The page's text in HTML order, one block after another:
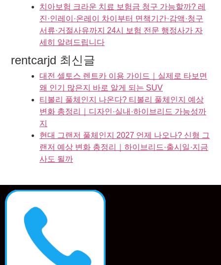
치아보험 크라운 치료 보험금 청구 가능할까? 레
진·인레이·온레이 차이부터 면책기간·감액·청구
서류·거절사유까지 24시 보험 전문 행정사가 자
세히 알려드립니다
rentcarjd 최신글
대전 셀토스 렌트카 이용 가이드｜실제로 타보면
왜 인기 많은지 바로 알게 되는 SUV
티볼리 풀체인지 나온다? 티볼리 풀체인지 예상
변화 총정리｜디자인·실내·하이브리드 가능성까
지
현대 그랜저 풀체인지 2027 언제 나오나? 신형 그
랜저 예상 변화 총정리｜하이브리드·출시일·지금
사도 될까